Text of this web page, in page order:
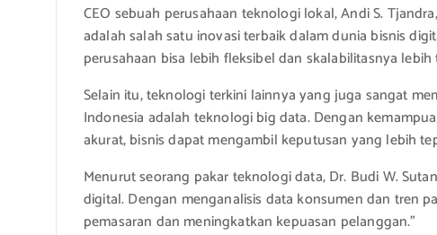
CEO sebuah perusahaan teknologi lokal, Andi S.
adalah salah satu inovasi terbaik dalam dunia bisnis
perusahaan bisa lebih fleksibel dan skalabilitasnya lebih
Selain itu, teknologi terkini lainnya yang juga sangat
Indonesia adalah teknologi big data. Dengan
akurat, bisnis dapat mengambil keputusan yang lebih
Menurut seorang pakar teknologi data, Dr. Budi W.
digital. Dengan menganalisis data konsumen dan tren
pemasaran dan meningkatkan kepuasan pelanggan.”